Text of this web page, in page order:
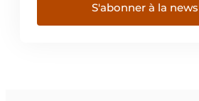
S'abonner à la